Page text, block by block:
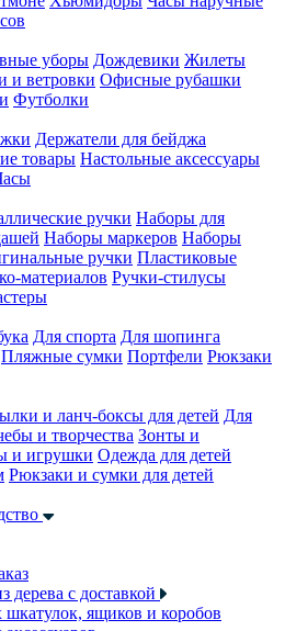
уборы Дождевики Жилеты
и ветровки Офисные рубашки
Футболки
Держатели для бейджа
товары Настольные аксессуары
ручки Наборы для
Наборы маркеров Наборы
ручки Пластиковые
материалов Ручки-стилусы
Для спорта Для шопинга
Пляжные сумки Портфели Рюкзаки
и ланч-боксы для детей Для
и творчества Зонты и
и игрушки Одежда для детей
Рюкзаки и сумки для детей
дерева с доставкой
ящиков и коробов